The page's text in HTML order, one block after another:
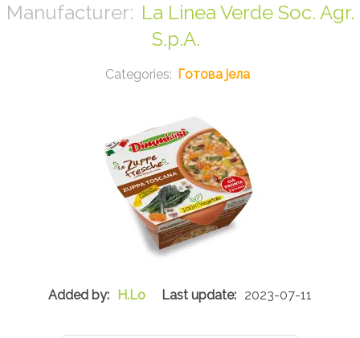
La Linea Verde Soc. Agr.
S.p.A.
Готова јела
H.Lo 2023-07-11